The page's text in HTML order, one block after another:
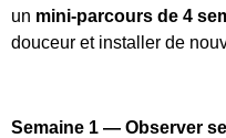
un mini-parcours de 4
douceur et installer de
Semaine 1 — Observer